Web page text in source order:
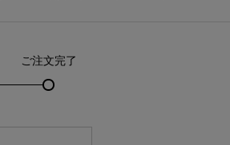
ご注文完了